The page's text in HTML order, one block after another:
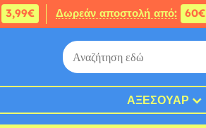
3,99€ Δωρεάν αποστολή από: 60€
ΑΞΕΣΟΥΆΡ